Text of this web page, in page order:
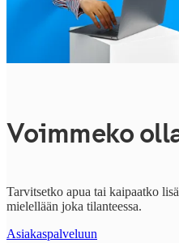
Voimmeko
Tarvitsetko apua tai kaipaatko
mielellään joka tilanteessa.
Asiakaspalveluun